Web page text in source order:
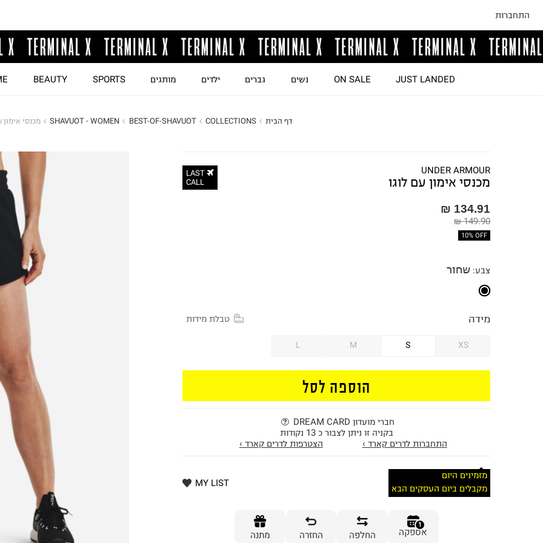
התחברות
JUST LANDED
ON SALE נשים גברים ילדים מותגים SPORTS
BEAUTY
דף הבית COLLECTIONS
BEST-OF-SHAVUOT
SHAVUOT - WOMEN מכנסי אימון
UNDER ARMOUR
מכנסי אימון עם לוגו
LAST
CALL
134.91 ₪
149.90 ₪
10% OFF
צבע: שחור
מידה טבלת מידות
XS
S
M
L
הוספה לסל
חברי מועדון DREAM CARD
בקניה זו ניתן לצבור כ 13 נקודות
התחברות לדרים קארד ›
הצטרפות לדרים קארד ›
מזמינים היום
מקבלים ביום העסקים הבא
MY LIST
1
אספקה החלפה החזרה מתנה